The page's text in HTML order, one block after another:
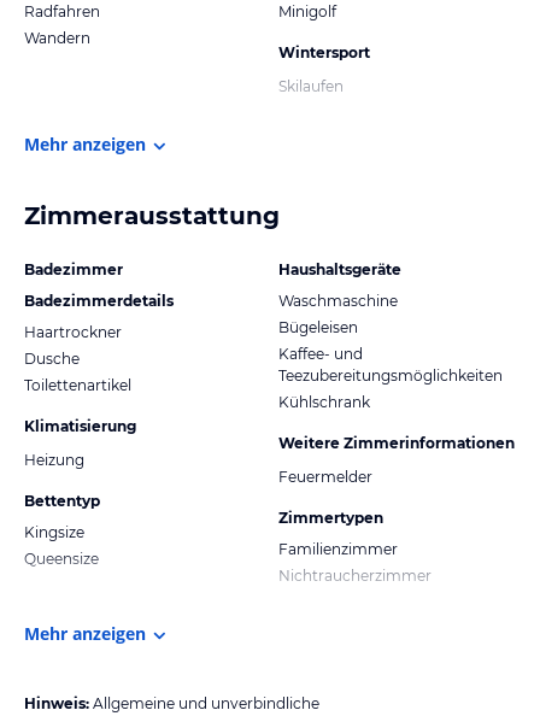
Radfahren
Wandern
Minigolf
Wintersport
Skilaufen
Mehr anzeigen
Zimmerausstattung
Badezimmer
Badezimmerdetails
Haartrockner
Dusche
Toilettenartikel
Klimatisierung
Heizung
Bettentyp
Kingsize
Queensize
Haushaltsgeräte
Waschmaschine
Bügeleisen
Kaffee- und
Teezubereitungsmöglichkeiten
Kühlschrank
Weitere Zimmerinformationen
Feuermelder
Zimmertypen
Familienzimmer
Nichtraucherzimmer
Mehr anzeigen
Hinweis: Allgemeine und unverbindliche